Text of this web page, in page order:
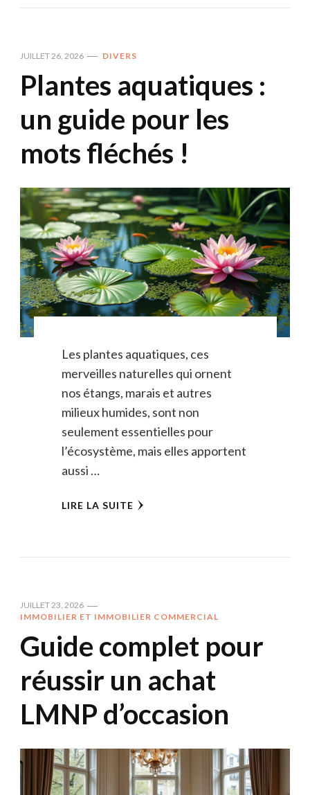
JUILLET 26, 2026 DIVERS
Plantes aquatiques :
un guide pour les
mots fléchés !
Les plantes aquatiques, ces
merveilles naturelles qui ornent
nos étangs, marais et autres
milieux humides, sont non
seulement essentielles pour
l’écosystème, mais elles apportent
aussi …
LIRE LA SUITE
JUILLET 23, 2026
IMMOBILIER ET IMMOBILIER COMMERCIAL
Guide complet pour
réussir un achat
LMNP d’occasion